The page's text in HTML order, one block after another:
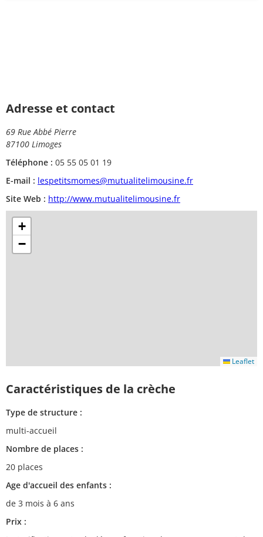
Adresse et contact
69 Rue Abbé Pierre
87100 Limoges
Téléphone : 05 55 05 01 19
E-mail : lespetitsmomes@mutualitelimousine.fr
Site Web : http://www.mutualitelimousine.fr
+
−
Leaflet
Caractéristiques de la crèche
Type de structure :
multi-accueil
Nombre de places :
20 places
Age d'accueil des enfants :
de 3 mois à 6 ans
Prix :